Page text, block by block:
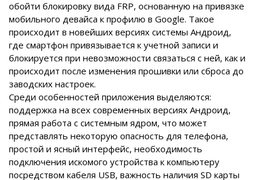
обойти блокировку вида FRP, основанную на привязке
мобильного девайса к профилю в Google. Такое
происходит в новейших версиях системы Андроид,
где смартфон привязывается к учетной записи и
блокируется при невозможности связаться с ней, как и
происходит после изменения прошивки или сброса до
заводских настроек.
Среди особенностей приложения выделяются:
поддержка на всех современных версиях Андроид,
прямая работа с системным ядром, что может
представлять некоторую опасность для телефона,
простой и ясный интерфейс, необходимость
подключения искомого устройства к компьютеру
посредством кабеля USB, важность наличия SD карты